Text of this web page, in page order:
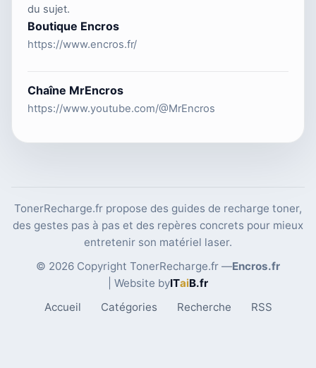
du sujet.
Boutique Encros
https://www.encros.fr/
Chaîne MrEncros
https://www.youtube.com/@MrEncros
TonerRecharge.fr propose des guides de recharge toner,
des gestes pas à pas et des repères concrets pour mieux
entretenir son matériel laser.
© 2026 Copyright TonerRecharge.fr —Encros.fr
| Website byITaiB.fr
Accueil
Catégories Recherche RSS